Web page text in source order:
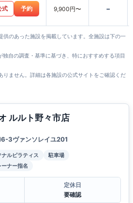
式 予約 9,900円〜 -
供のあった施設を掲載しています。全施設は下の一
自の調査・基準に基づき、特におすすめする項目
りません。詳細は各施設の公式サイトをご確認くだ
ルルト野々市店
3ヴァンソレイユ201
ナルピラティス
駐車場
ーナー指名
定休日
要確認